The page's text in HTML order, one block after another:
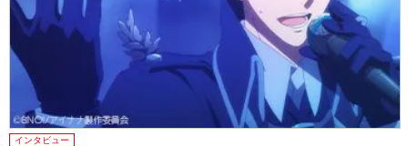
インタビュー